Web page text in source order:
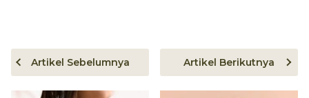
Artikel Sebelumnya Artikel Berikutnya